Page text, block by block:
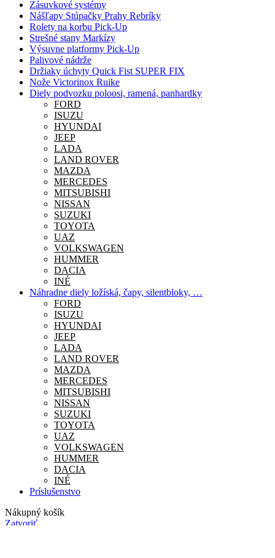
Zásuvkové systémy
Nášľapy Stúpačky Prahy Rebríky
Rolety na korbu Pick-Up
Strešné stany Markízy
Výsuvne platformy Pick-Up
Palivové nádrže
Držiaky úchyty Quick Fist SUPER FIX
Nože Victorinox Ruike
Diely podvozku poloosi, ramená, panhardky
FORD
ISUZU
HYUNDAI
JEEP
LADA
LAND ROVER
MAZDA
MERCEDES
MITSUBISHI
NISSAN
SUZUKI
TOYOTA
UAZ
VOLKSWAGEN
HUMMER
DACIA
INÉ
Náhradne diely ložíská, čapy, silentbloky, …
FORD
ISUZU
HYUNDAI
JEEP
LADA
LAND ROVER
MAZDA
MERCEDES
MITSUBISHI
NISSAN
SUZUKI
TOYOTA
UAZ
VOLKSWAGEN
HUMMER
DACIA
INÉ
Príslušenstvo
Nákupný košík
Zatvoriť